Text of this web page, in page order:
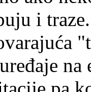
i traze.